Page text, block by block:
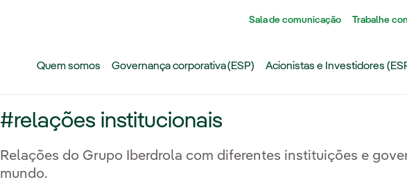
Sala de comunicação Trabalhe
Quem somos Governança corporativa (ESP) Acionistas e Investidores
#relações institucionais
Relações do Grupo Iberdrola com diferentes instituições e
mundo.